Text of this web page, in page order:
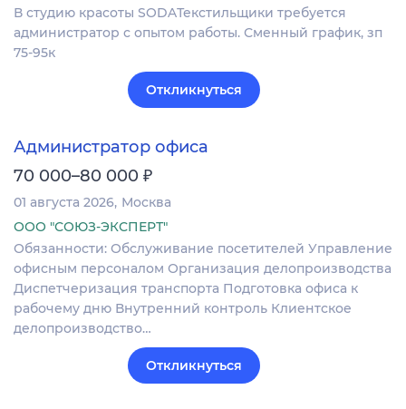
В студию красоты SODAТекстильщики требуется
администратор с опытом работы. Сменный график, зп
75-95к
Откликнуться
Администратор офиса
70 000–80 000 ₽
01 августа 2026 Москва
ООО "СОЮЗ-ЭКСПЕРТ"
Обязанности: Обслуживание посетителей Управление
офисным персоналом Организация делопроизводства
Диспетчеризация транспорта Подготовка офиса к
рабочему дню Внутренний контроль Клиентское
делопроизводство…
Откликнуться